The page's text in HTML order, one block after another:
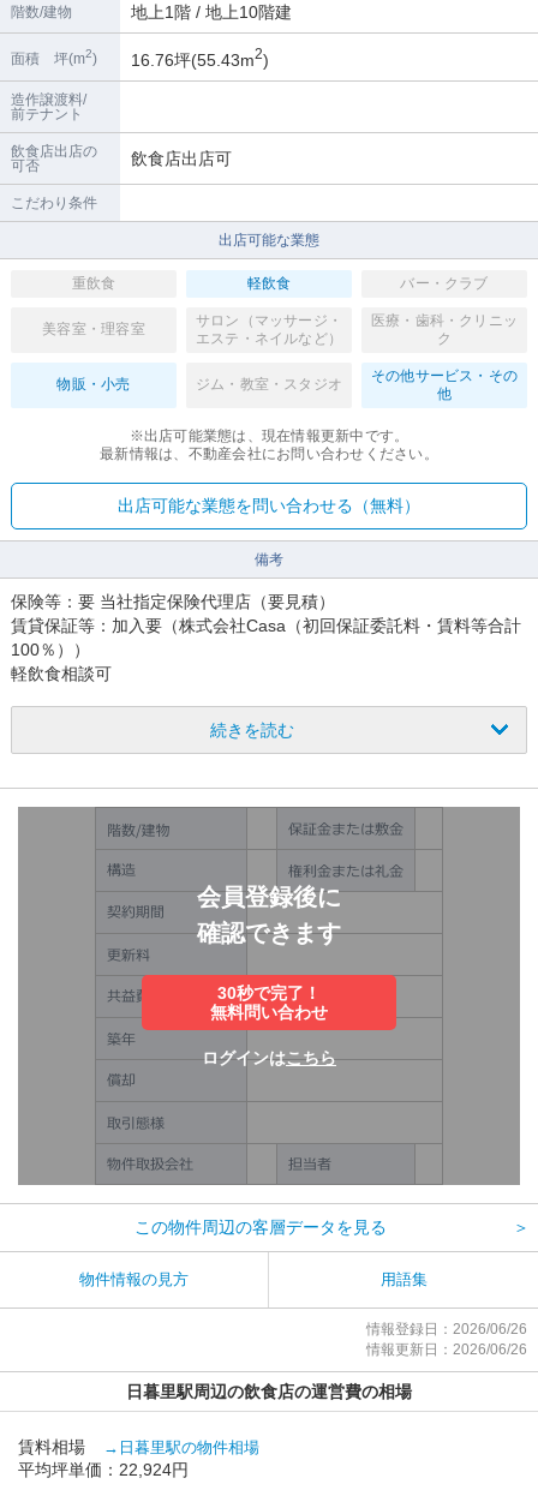
階数/建物 地上1階 / 地上10階建
面積 坪(m2) 16.76坪(55.43m2)
造作譲渡料/
前テナント
飲食店出店の
可否
飲食店出店可
こだわり条件
出店可能な業態
重飲食 軽飲食 バー・クラブ
美容室・理容室
サロン（マッサージ・
エステ・ネイルなど）
医療・歯科・クリニッ
ク
物販・小売 ジム・教室・スタジオ
その他サービス・その
他
※出店可能業態は、現在情報更新中です。
最新情報は、不動産会社にお問い合わせください。
出店可能な業態を問い合わせる（無料）
備考
保険等：要 当社指定保険代理店（要見積）
賃貸保証等：加入要（株式会社Casa（初回保証委託料・賃料等合計
100％））
軽飲食相談可
入口シャッターの維持管理は借主負担
入口上部看板使用可、使用料別途相談
動力使用可（契約は賃借人様負担／容量・工事内容は要確認）
その他の諸条件はご相談ください。
続きを読む
会員登録後に
確認できます
30秒で完了！
無料問い合わせ
ログインはこちら
この物件周辺の客層データを見る ＞
物件情報の見方 用語集
情報登録日：2026/06/26
情報更新日：2026/06/26
日暮里駅周辺の飲食店の運営費の相場
賃料相場 →日暮里駅の物件相場
平均坪単価：22,924円